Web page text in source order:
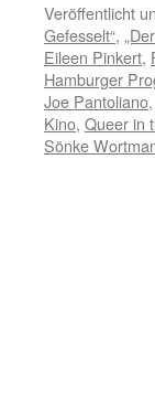
Veröffentlicht
Gefesselt“,
Eileen Pinkert,
Hamburger
Joe Pantoliano,
Kino, Queer in
Sönke